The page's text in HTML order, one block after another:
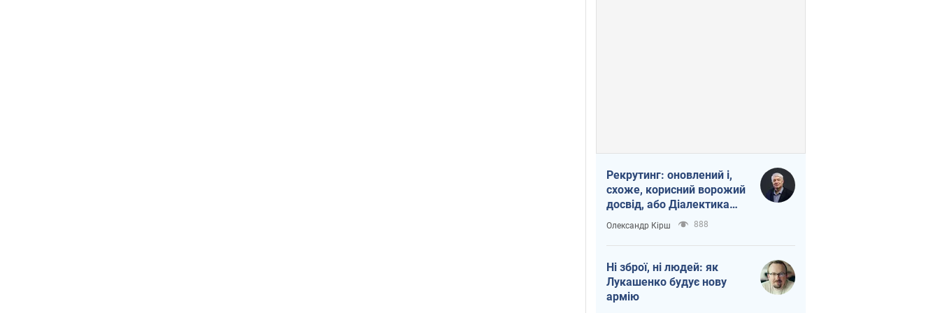
Рекрутинг: оновлений і,
схоже, корисний ворожий
досвід, або Діалектика
вибагливого боягузтва
Олександр Кірш 888
Ні зброї, ні людей: як
Лукашенко будує нову
армію